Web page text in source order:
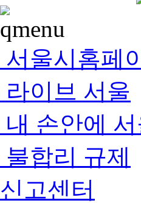
서울시홈페
라이브 서울
내 손안에 서
불합리 규제
신고센터